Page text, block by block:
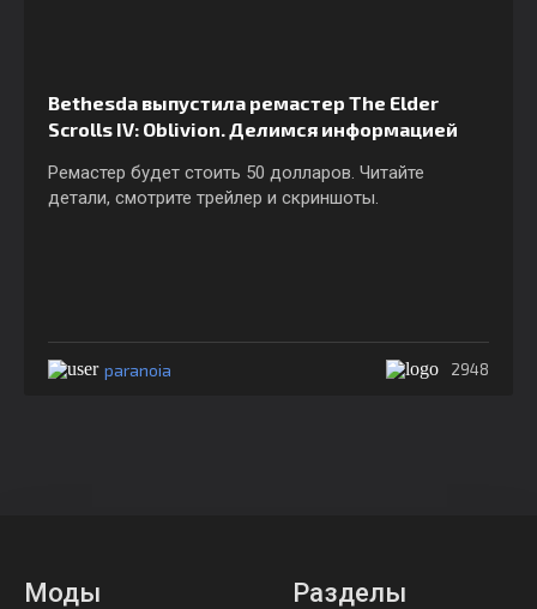
Bethesda выпустила ремастер The Elder
Scrolls IV: Oblivion. Делимся информацией
Ремастер будет стоить 50 долларов. Читайте
детали, смотрите трейлер и скриншоты.
paranoia 2948
Моды Разделы